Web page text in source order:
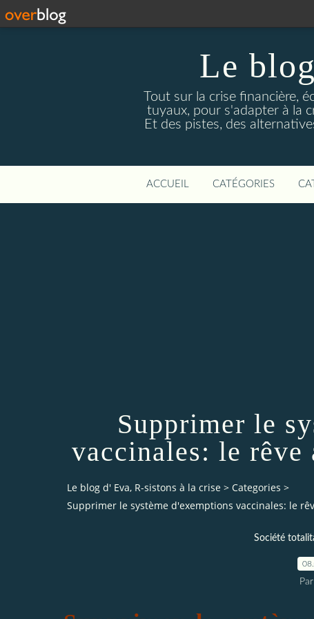
Le
Tout sur la crise financière,
tuyaux, pour s'adapter à la
Et des pistes, des
ACCUEIL CATÉGORIES
Supprimer le
vaccinales: le
Le blog d' Eva, R-sistons à la crise > Categories >
Supprimer le système d'exemptions vaccinales: le
Société